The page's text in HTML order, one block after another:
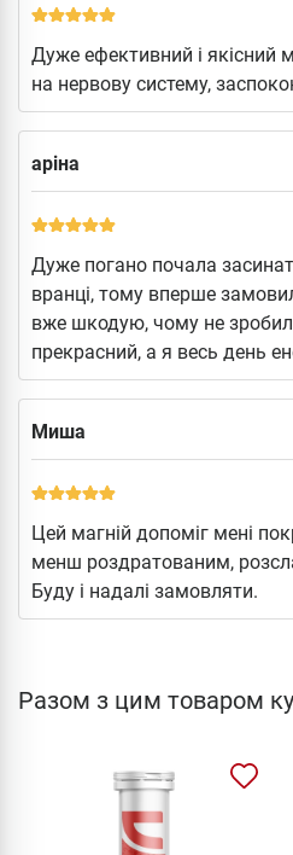
Дуже ефективний і якісний
на нервову систему,
аріна
Дуже погано почала
вранці, тому вперше
вже шкодую, чому не
прекрасний, а я весь день
Миша
Цей магній допоміг мені
менш роздратованим,
Буду і надалі замовляти.
Разом з цим товаром